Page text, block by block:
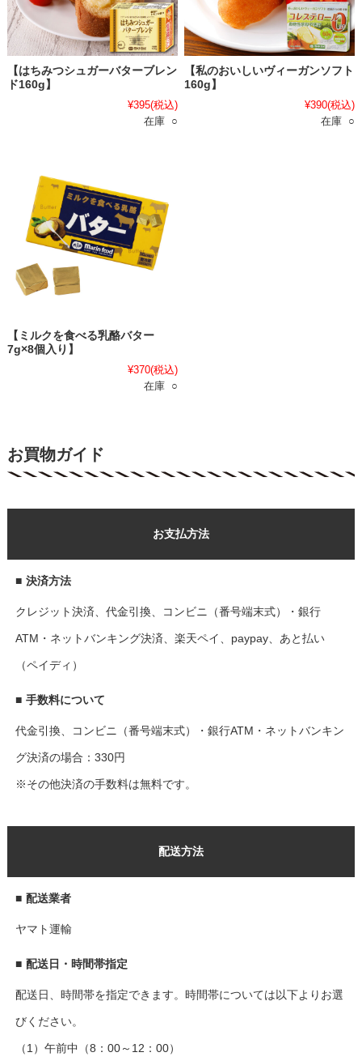
【はちみつシュガーバターブレン
ド160g】
¥395(税込)
在庫 ○
【私のおいしいヴィーガンソフト
160g】
¥390(税込)
在庫 ○
【ミルクを食べる乳酪バター
7g×8個入り】
¥370(税込)
在庫 ○
お買物ガイド
お支払方法
■ 決済方法
クレジット決済、代金引換、コンビニ（番号端末式）・銀行
ATM・ネットバンキング決済、楽天ペイ、paypay、あと払い
（ペイディ）
■ 手数料について
代金引換、コンビニ（番号端末式）・銀行ATM・ネットバンキン
グ決済の場合：330円
※その他決済の手数料は無料です。
配送方法
■ 配送業者
ヤマト運輸
■ 配送日・時間帯指定
配送日、時間帯を指定できます。時間帯については以下よりお選
びください。
（1）午前中（8：00～12：00）